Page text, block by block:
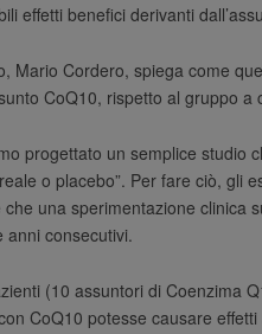
effetti benefici derivanti
Mario Cordero, spiega come
CoQ10, rispetto al gruppo
progettato un semplice studio
o placebo”. Per fare ciò, gli
una sperimentazione clinica
consecutivi.
(10 assuntori di Coenzima
CoQ10 potesse causare